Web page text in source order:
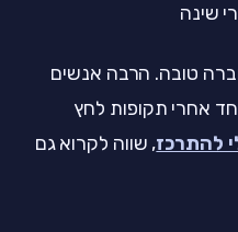
שינה
טובה. הרבה אנשים
אחרי תקופות לחץ
להתרכז, שווה לקרוא גם